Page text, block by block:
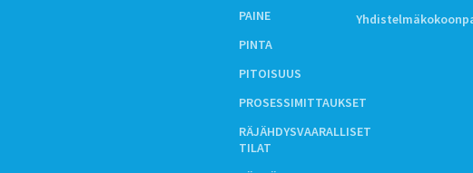
PAINE
PINTA
PITOISUUS
PROSESSIMITTAUKSET
RÄJÄHDYSVAARALLISET
TILAT